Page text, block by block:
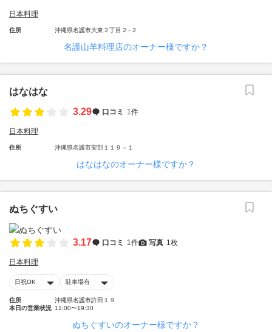
日本料理
住所 沖縄県名護市大東２丁目２−２
名護山羊料理店のオーナー様ですか？
はなはな
3.29
口コミ 1件
日本料理
住所 沖縄県名護市安部１１９－１
はなはなのオーナー様ですか？
ぬちぐすい
3.17 口コミ 1件 写真 1枚
日本料理
日祝OK 駐車場有
住所
沖縄県名護市許田１９
本日の営業状況 11:00〜19:30
ぬちぐすいのオーナー様ですか？